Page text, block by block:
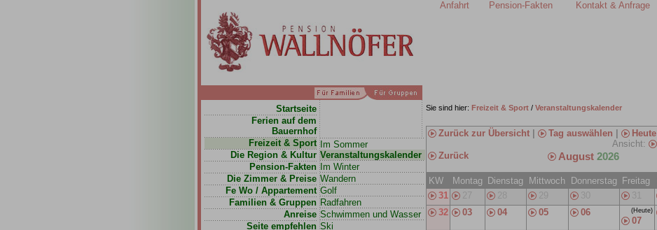
Anfahrt Pension-Fakten Kontakt & Anfrage
Startseite
Ferien auf dem
Bauernhof
Freizeit & Sport
Im Sommer
Veranstaltungskalender
Im Winter
Wandern
Golf
Radfahren
Schwimmen und Wasser
Ski
Die Region & Kultur
Pension-Fakten
Die Zimmer & Preise
Fe Wo / Appartement
Familien & Gruppen
Anreise
Seite empfehlen
Sie sind hier: Freizeit & Sport / Veranstaltungskalender
Zurück zur Übersicht Tag auswählen
Heute
Ansicht:
Zurück
August 2026
KW Montag Dienstag Mittwoch Donnerstag Freitag
31
27 28 29 30 31
32
03 04 05 06 (Heute)
07